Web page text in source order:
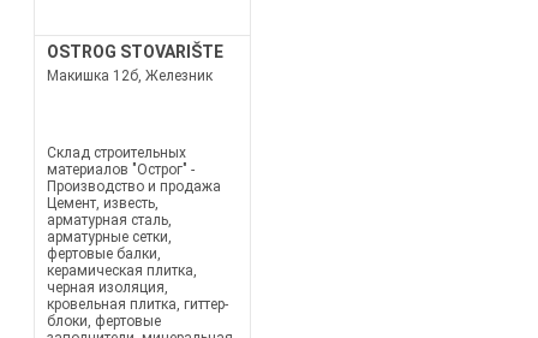
OSTROG STOVARIŠTE
Макишка 12б, Железник
Склад строительных
материалов "Острог" -
Производство и продажа
Цемент, известь,
арматурная сталь,
арматурные сетки,
фертовые балки,
керамическая плитка,
черная изоляция,
кровельная плитка, гиттер-
блоки, фертовые